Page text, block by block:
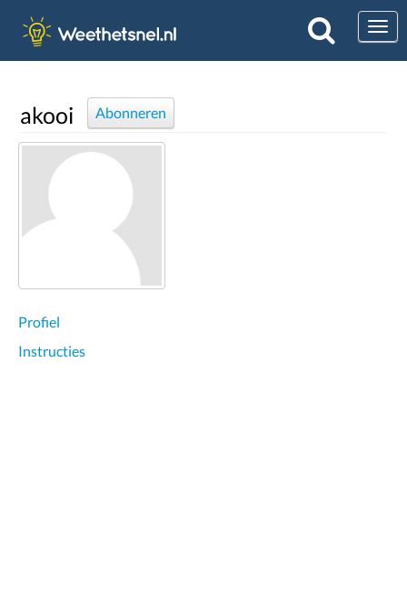
akooi Abonneren
Profiel
Instructies